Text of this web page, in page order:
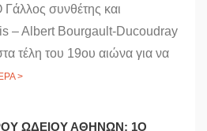
συνθέτης και
– Albert Bourgault-Ducoudray
τέλη του 19ου αιώνα για να
>
ΩΔΕΙΟΥ ΑΘΗΝΩΝ: 1Ο